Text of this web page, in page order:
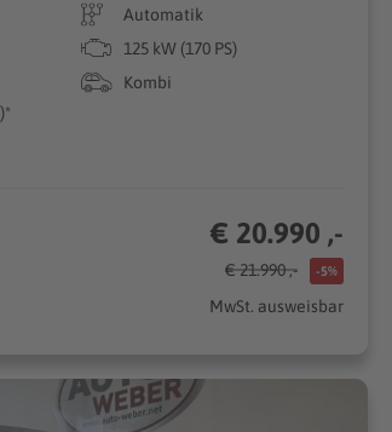
Automatik
125 kW (170 PS)
Kombi
€ 20.990 ,-
€ 21.990 ,- -5%
MwSt. ausweisbar